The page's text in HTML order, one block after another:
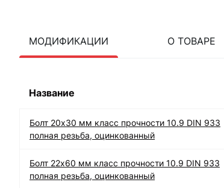
МОДИФИКАЦИИ О ТОВАРЕ
Название
Болт 20х30 мм класс прочности 10.9 DIN 933
полная резьба, оцинкованный
Болт 22х60 мм класс прочности 10.9 DIN 933
полная резьба, оцинкованный